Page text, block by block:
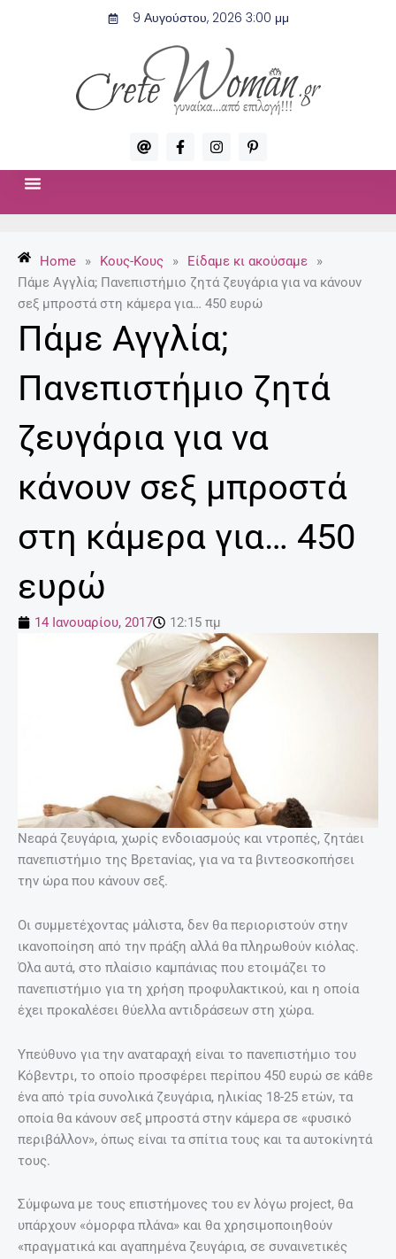
9 Αυγούστου, 2026 3:00 μμ
A
t
F
a
c
I
n
s
P
i
n
-
p
Home » Κους-Κους » Είδαμε κι ακούσαμε
»
Πάμε Αγγλία; Πανεπιστήμιο ζητά ζευγάρια για να κάνουν
σεξ μπροστά στη κάμερα για… 450 ευρώ
Πάμε Αγγλία;
Πανεπιστήμιο ζητά
ζευγάρια για να
κάνουν σεξ μπροστά
στη κάμερα για… 450
ευρώ
14 Ιανουαρίου, 2017 12:15 πμ
Νεαρά ζευγάρια, χωρίς ενδοιασμούς και ντροπές, ζητάει
πανεπιστήμιο της Βρετανίας, για να τα βιντεοσκοπήσει
την ώρα που κάνουν σεξ.
Οι συμμετέχοντας μάλιστα, δεν θα περιοριστούν στην
ικανοποίηση από την πράξη αλλά θα πληρωθούν κιόλας.
Όλα αυτά, στο πλαίσιο καμπάνιας που ετοιμάζει το
πανεπιστήμιο για τη χρήση προφυλακτικού, και η οποία
έχει προκαλέσει θύελλα αντιδράσεων στη χώρα.
Υπεύθυνο για την αναταραχή είναι το πανεπιστήμιο του
Κόβεντρι, το οποίο προσφέρει περίπου 450 ευρώ σε κάθε
ένα από τρία συνολικά ζευγάρια, ηλικίας 18-25 ετών, τα
οποία θα κάνουν σεξ μπροστά στην κάμερα σε «φυσικό
περιβάλλον», όπως είναι τα σπίτια τους και τα αυτοκίνητά
τους.
Σύμφωνα με τους επιστήμονες του εν λόγω project, θα
υπάρχουν «όμορφα πλάνα» και θα χρησιμοποιηθούν
«πραγματικά και αγαπημένα ζευγάρια, σε συναινετικές